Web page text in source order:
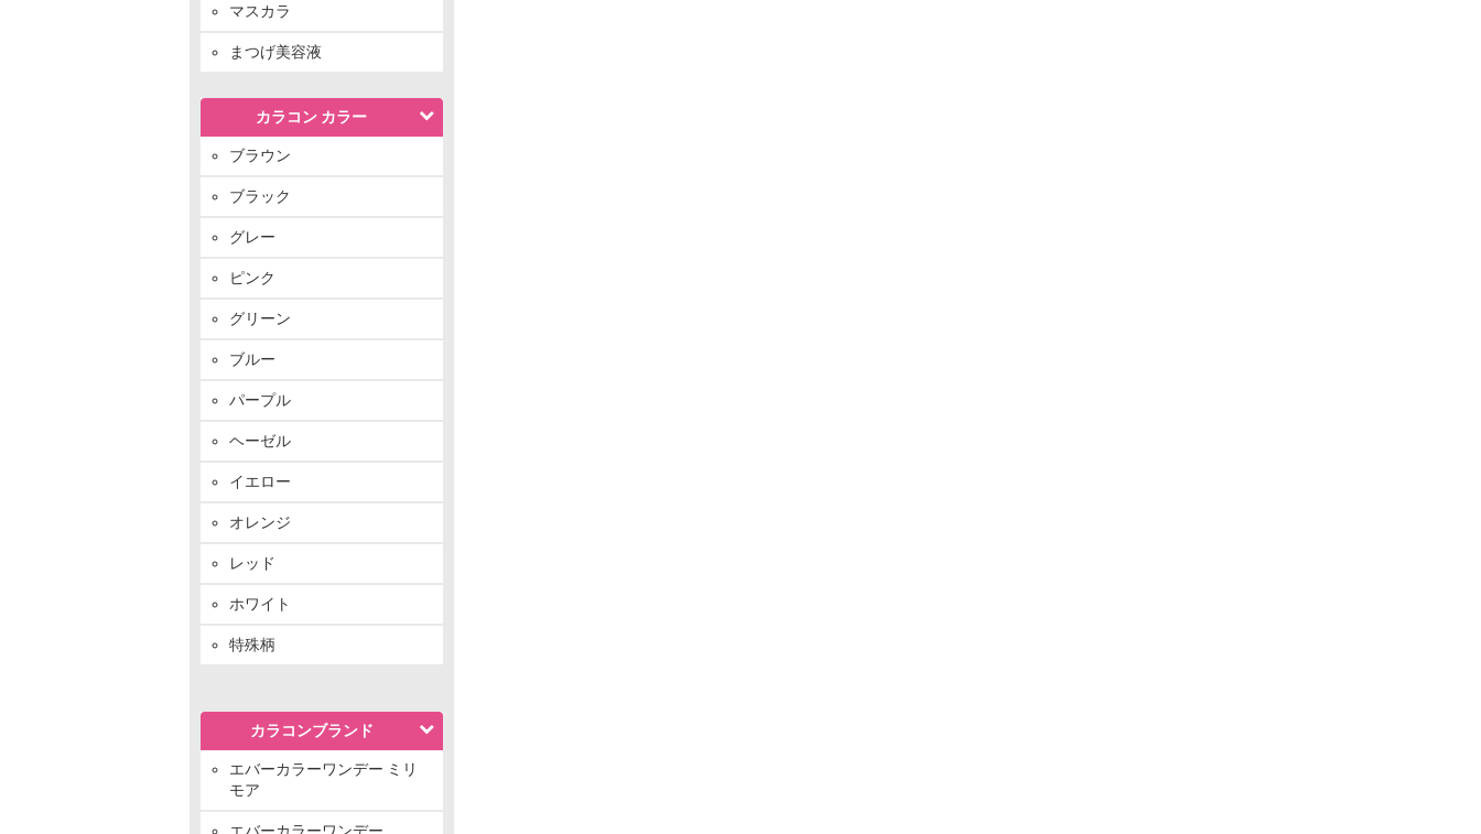
マスカラ
まつげ美容液
カラコン カラー
ブラウン
ブラック
グレー
ピンク
グリーン
ブルー
パープル
ヘーゼル
イエロー
オレンジ
レッド
ホワイト
特殊柄
カラコンブランド
エバーカラーワンデー ミリ
モア
エバーカラーワンデー